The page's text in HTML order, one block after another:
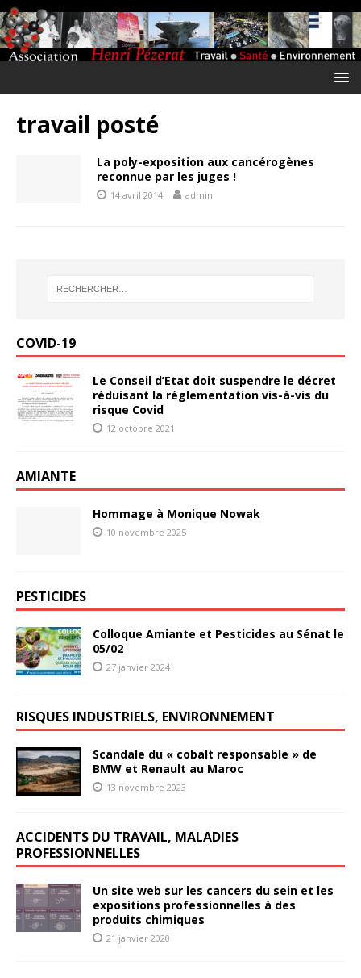
travail posté
La poly-exposition aux cancérogènes
reconnue par les juges !
14 avril 2014 admin
COVID-19
Le Conseil d’Etat doit suspendre le décret
réduisant la réglementation vis-à-vis du
risque Covid
12 octobre 2021
AMIANTE
Hommage à Monique Nowak
10 novembre 2025
PESTICIDES
Colloque Amiante et Pesticides au Sénat le
05/02
27 janvier 2024
RISQUES INDUSTRIELS, ENVIRONNEMENT
Scandale du « cobalt responsable » de
BMW et Renault au Maroc
13 novembre 2023
ACCIDENTS DU TRAVAIL, MALADIES
PROFESSIONNELLES
Un site web sur les cancers du sein et les
expositions professionnelles à des
produits chimiques
21 janvier 2020